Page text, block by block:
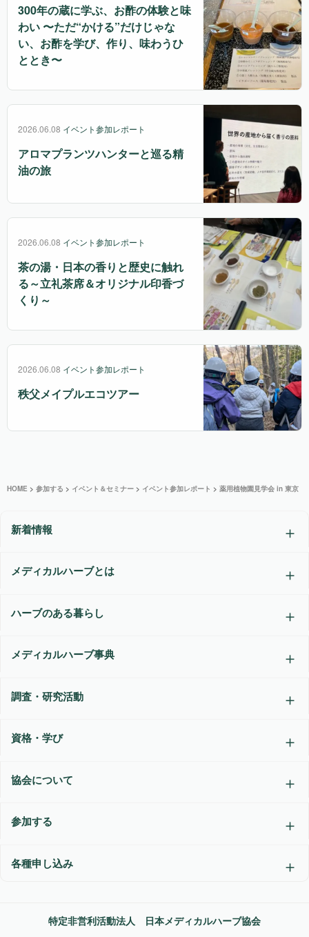
300年の蔵に学ぶ、お酢の体験と味
わい 〜ただ“かける”だけじゃな
い、お酢を学び、作り、味わうひ
ととき〜
2026.06.08 イベント参加レポート
アロマプランツハンターと巡る精
油の旅
2026.06.08 イベント参加レポート
茶の湯・日本の香りと歴史に触れ
る～立礼茶席＆オリジナル印香づ
くり～
2026.06.08 イベント参加レポート
秩父メイプルエコツアー
HOME > 参加する > イベント＆セミナー > イベント参加レポート > 薬用植物園見学会 in 東京
新着情報
メディカルハーブとは
ハーブのある暮らし
メディカルハーブ事典
調査・研究活動
資格・学び
協会について
参加する
各種申し込み
特定非営利活動法人 日本メディカルハーブ協会